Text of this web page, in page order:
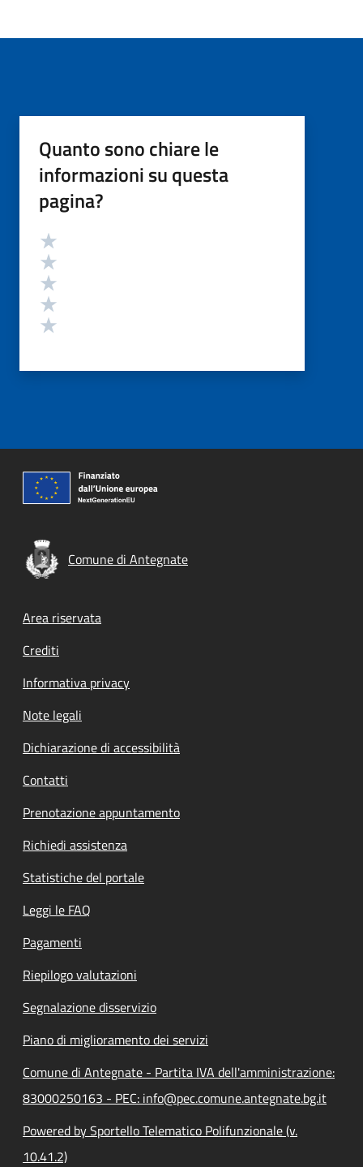
Quanto sono chiare le
informazioni su questa
pagina?
Valutazione
Comune di Antegnate
Footer menu
Area riservata
Crediti
Informativa privacy
Note legali
Dichiarazione di accessibilità
Contatti
Prenotazione appuntamento
Richiedi assistenza
Statistiche del portale
Leggi le FAQ
Pagamenti
Riepilogo valutazioni
Segnalazione disservizio
Piano di miglioramento dei servizi
Comune di Antegnate - Partita IVA dell'amministrazione:
83000250163 - PEC: info@pec.comune.antegnate.bg.it
Powered by Sportello Telematico Polifunzionale (v.
10.41.2)